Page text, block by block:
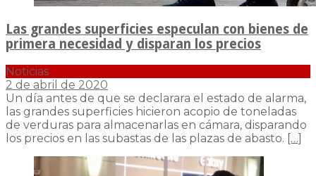
Las grandes superficies especulan con bienes de
primera necesidad y disparan los precios
Noticias
2 de abril de 2020
Un día antes de que se declarara el estado de alarma,
las grandes superficies hicieron acopio de toneladas
de verduras para almacenarlas en cámara, disparando
los precios en las subastas de las plazas de abasto. […]